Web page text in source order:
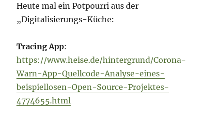
Heute mal ein Potpourri aus der
„Digitalisierungs-Küche:
Tracing App:
https://www.heise.de/hintergrund/Corona-
Warn-App-Quellcode-Analyse-eines-
beispiellosen-Open-Source-Projektes-
4774655.html